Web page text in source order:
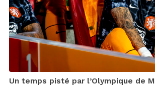
Un temps pisté par l’Olympique de